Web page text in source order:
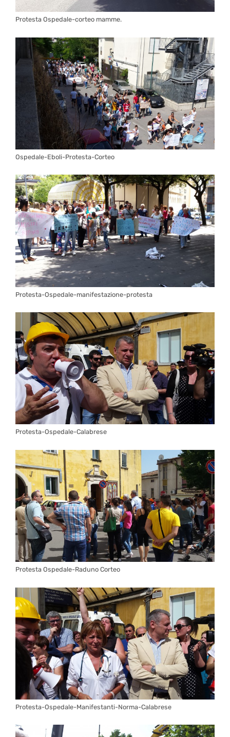
Protesta Ospedale-corteo mamme.
Ospedale-Eboli-Protesta-Corteo
Protesta-Ospedale-manifestazione-protesta
Protesta-Ospedale-Calabrese
Protesta Ospedale-Raduno Corteo
Protesta-Ospedale-Manifestanti-Norma-Calabrese